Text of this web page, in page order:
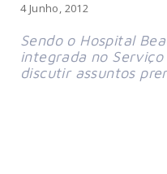
4 Junho, 2012
Sendo o Hospital
integrada no
discutir assuntos